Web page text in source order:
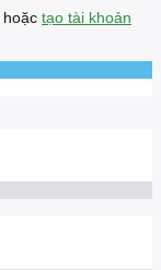
hoặc tạo tài khoản